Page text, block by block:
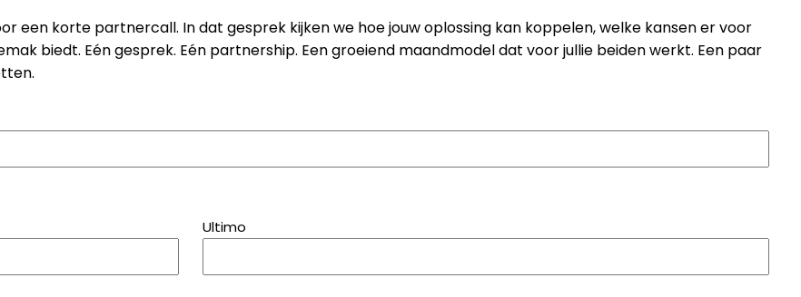
een korte partnercall. In dat gesprek kijken we hoe jouw oplossing kan koppelen, welke kansen er voor
biedt. Eén gesprek. Eén partnership. Een groeiend maandmodel dat voor jullie beiden werkt. Een paar
Ultimo